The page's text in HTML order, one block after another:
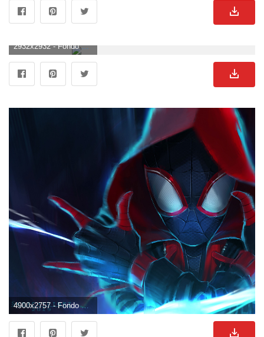
2932x2932 - Fondo de pantalla de 2932x2932. Fondo para móvil de Miles Morales.
4900x2757 - Fondo de pantalla de 4900x2757. Wallpaper de Miles Morales.